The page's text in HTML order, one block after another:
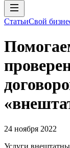
СтатьиСвой
24 ноября 2022
Услуги